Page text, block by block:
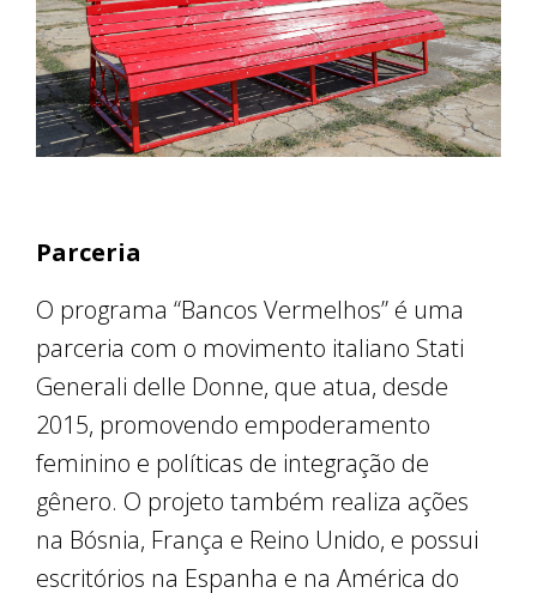
Parceria
O programa “Bancos Vermelhos” é uma
parceria com o movimento italiano Stati
Generali delle Donne, que atua, desde
2015, promovendo empoderamento
feminino e políticas de integração de
gênero. O projeto também realiza ações
na Bósnia, França e Reino Unido, e possui
escritórios na Espanha e na América do